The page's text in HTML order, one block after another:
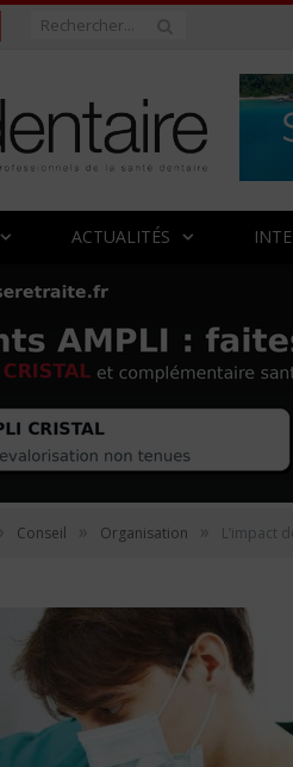
ACTUALITÉS
Conseil » Organisation » L’impact